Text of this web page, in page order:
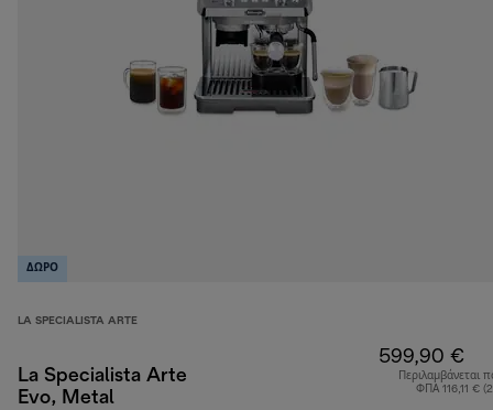
ΔΩΡΟ
LA SPECIALISTA ARTE
La Specialista Arte
Evo, Metal
599,90 €
Περιλαμβάνεται
ΦΠΑ 116,11 €